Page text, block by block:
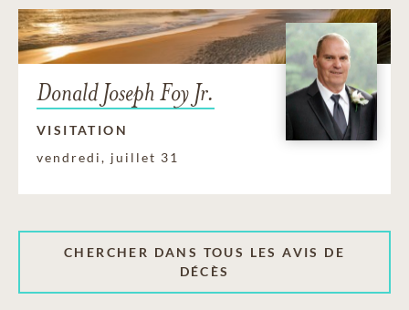
Donald Joseph Foy Jr.
VISITATION
vendredi, juillet 31
CHERCHER DANS TOUS LES AVIS DE
DÉCÈS